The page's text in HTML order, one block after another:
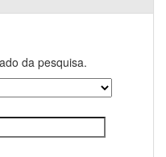
da pesquisa.